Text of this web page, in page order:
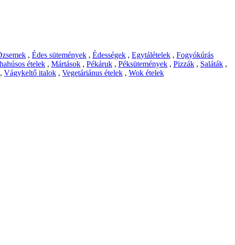
, Édes sütemények , Édességek , Egytálételek , Fogyókúrás
ételek , Mártások , Pékáruk , Péksütemények , Pizzák , Saláták ,
, Vágykeltő italok , Vegetáriánus ételek , Wok ételek